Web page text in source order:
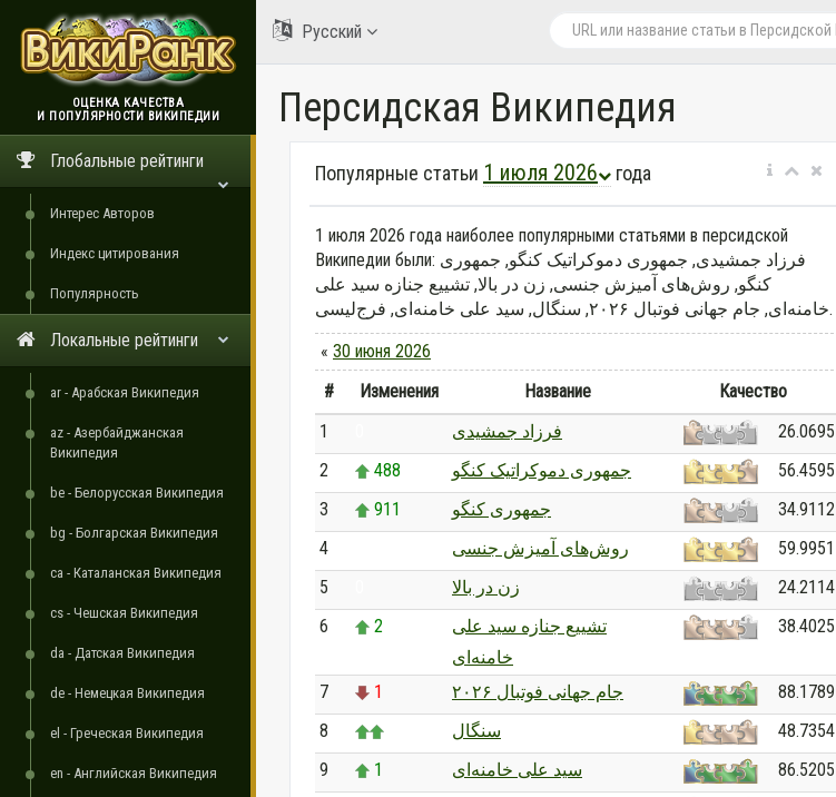
ВикиРанк
ОЦЕНКА КАЧЕСТВА
И ПОПУЛЯРНОСТИ ВИКИПЕДИИ
Глобальные рейтинги
Интерес Авторов
Индекс цитирования
Популярность
Локальные рейтинги
ar - Арабская Википедия
az - Азербайджанская
Википедия
be - Белорусская Википедия
bg - Болгарская Википедия
ca - Каталанская Википедия
cs - Чешская Википедия
da - Датская Википедия
de - Немецкая Википедия
el - Греческая Википедия
en - Английская Википедия
Русский
Персидская Википедия
Популярные статьи 1 июля 2026 года
1 июля 2026 года наиболее популярными статьями в персидской
Википедии были: فرزاد جمشیدی, جمهوری دموکراتیک کنگو, جمهوری
کنگو, روش‌های آمیزش جنسی, زن در بالا, تشییع جنازه سید علی
خامنه‌ای, جام جهانی فوتبال ۲۰۲۶, سنگال, سید علی خامنه‌ای, فرج‌لیسی.
« 30 июня 2026
#
Изменения Название
Качество
1
فرزاد جمشیدی
26.0695
2
488 جمهوری دموکراتیک کنگو
56.4595
3
911 جمهوری کنگو
34.9112
4
روش‌های آمیزش جنسی
59.9951
5
زن در بالا
24.2114
6
2
تشییع جنازه سید علی
خامنه‌ای
38.4025
7 1 جام جهانی فوتبال ۲۰۲۶
88.1789
8
سنگال
48.7354
9
1 سید علی خامنه‌ای
86.5205